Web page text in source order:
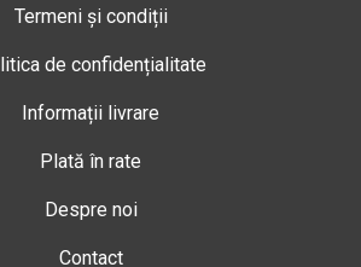
Termeni și condiții
de confidențialitate
Informații livrare
Plată în rate
Despre noi
Contact